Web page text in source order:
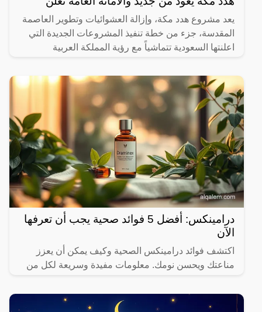
يعد مشروع هدد مكة، وإزالة العشوائيات وتطوير العاصمة
المقدسة، جزء من خطة تنفيذ المشروعات الجديدة التي
اعلنتها السعودية تتماشياً مع رؤية المملكة العربية
درامينكس: أفضل 5 فوائد صحية يجب أن تعرفها
الآن
اكتشف فوائد درامينكس الصحية وكيف يمكن أن يعزز
مناعتك ويحسن نومك. معلومات مفيدة وسريعة لكل من